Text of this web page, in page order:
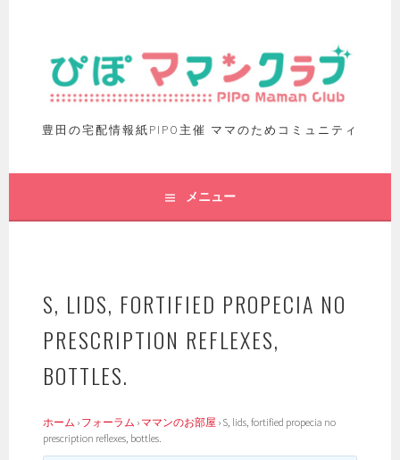
豊田の宅配情報紙PIPO主催 ママのためコミュニティ
メニュー
S, LIDS, FORTIFIED PROPECIA NO
PRESCRIPTION REFLEXES,
BOTTLES.
ホーム › フォーラム › ママンのお部屋 › S, lids, fortified propecia no
prescription reflexes, bottles.